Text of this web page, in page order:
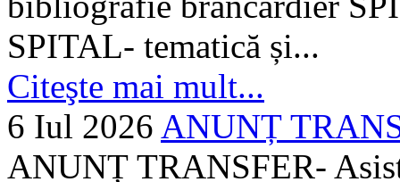
SPITAL- tematică și...
Citeşte mai mult...
6 Iul 2026 ANUNȚ
ANUNȚ TRANSFER-